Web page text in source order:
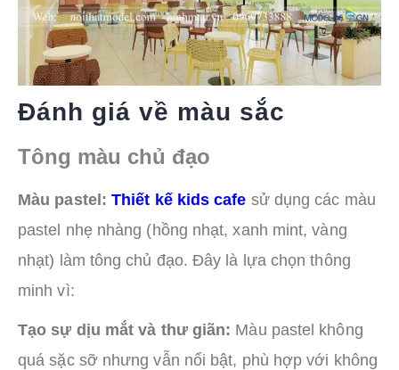
Đánh giá về màu sắc
Tông màu chủ đạo
Màu pastel:Thiết kế kids cafe sử dụng các màu
pastel nhẹ nhàng (hồng nhạt, xanh mint, vàng
nhạt) làm tông chủ đạo. Đây là lựa chọn thông
minh vì:
Tạo sự dịu mắt và thư giãn: Màu pastel không
quá sặc sỡ nhưng vẫn nổi bật, phù hợp với không